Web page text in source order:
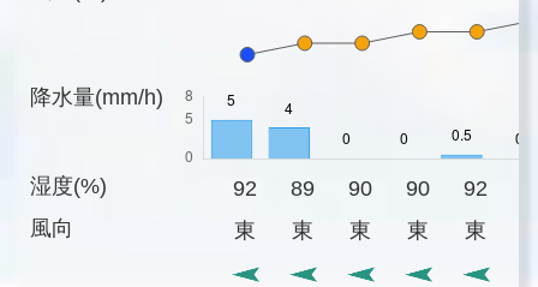
降水量(mm/h)
湿度(%)
風向
92 89 90 90 92
東
東 東 東 東